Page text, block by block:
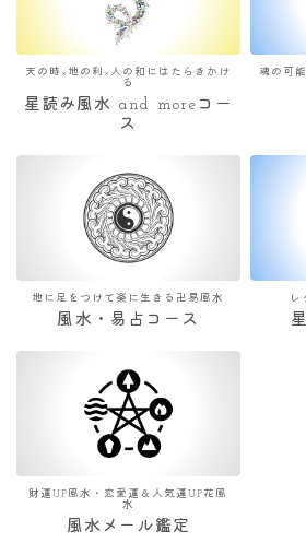
天の時×地の利×人の和にはたらきかけ
る
星読み風水 and moreコー
ス
魂の可
地に足をつけて楽に生きる卍易風水
風水・易占コース
レ
財運UP風水・恋愛運＆人気運UP花風
水
風水メール鑑定